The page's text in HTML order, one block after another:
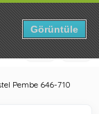
Pembe 646-710
Görüntüle